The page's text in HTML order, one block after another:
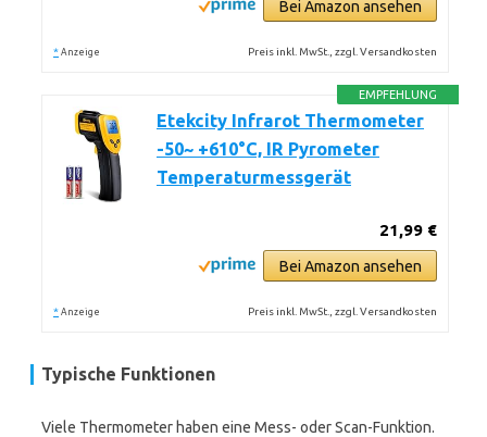
Bei Amazon ansehen
* Anzeige Preis inkl. MwSt., zzgl. Versandkosten
EMPFEHLUNG
Etekcity Infrarot Thermometer
-50~ +610°C, IR Pyrometer
Temperaturmessgerät
21,99 €
Bei Amazon ansehen
* Anzeige Preis inkl. MwSt., zzgl. Versandkosten
Typische Funktionen
Viele Thermometer haben eine Mess- oder Scan-Funktion.